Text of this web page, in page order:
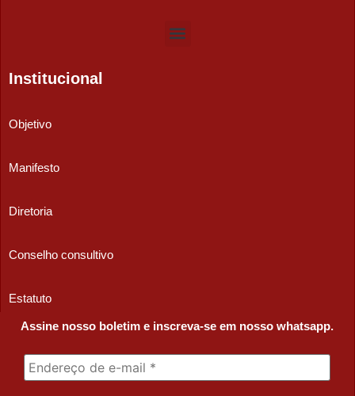
Institucional
Objetivo
Manifesto
Diretoria
Conselho consultivo
Estatuto
Assine nosso boletim e inscreva-se em nosso whatsapp.